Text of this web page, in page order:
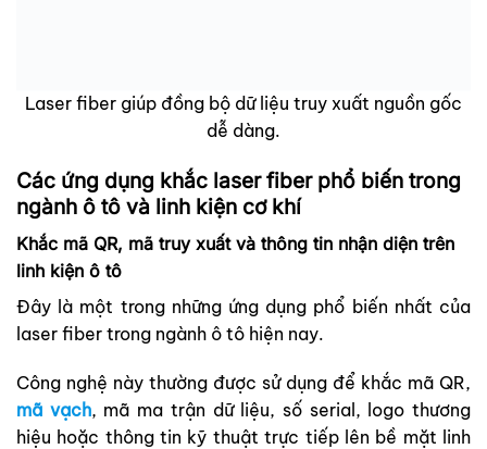
Laser fiber giúp đồng bộ dữ liệu truy xuất nguồn gốc
dễ dàng.
Các ứng dụng khắc laser fiber phổ biến trong
ngành ô tô và linh kiện cơ khí
Khắc mã QR, mã truy xuất và thông tin nhận diện trên
linh kiện ô tô
Đây là một trong những ứng dụng phổ biến nhất của
laser fiber trong ngành ô tô hiện nay.
Công nghệ này thường được sử dụng để khắc mã QR,
mã vạch, mã ma trận dữ liệu, số serial, logo thương
hiệu hoặc thông tin kỹ thuật trực tiếp lên bề mặt linh